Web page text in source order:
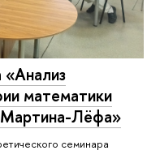
математики
Мартина-Лёфа»
семинара